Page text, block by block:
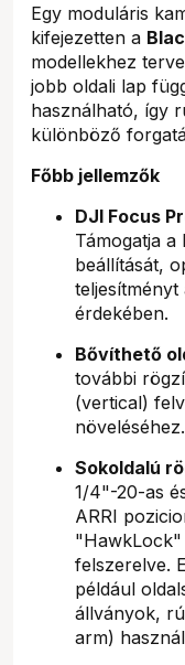
Egy moduláris
kifejezetten a
modellekhez
jobb oldali lap
használható, így
különböző
Főbb jellemzők
DJI Focus
Támogatja a
beállítását,
teljesítményt
érdekében.
Bővíthető
további
(vertical)
növeléséhez.
Sokoldalú
1/4"-20-as
ARRI
"HawkLock"
felszerelve.
például
állványok,
arm)